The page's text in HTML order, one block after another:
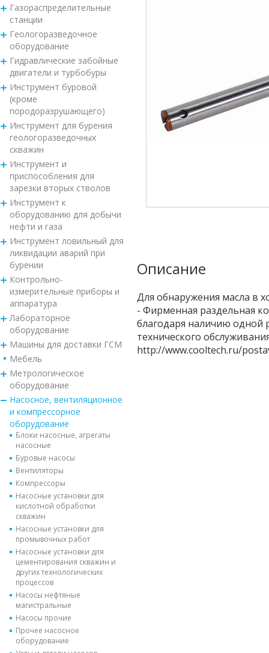
Газораспределительные
станции
Геологоразведочное
оборудование
Гидравлические забойные
двигатели и турбобуры
Инструмент буровой
(кроме
породоразрушающего)
Инструмент для бурения
геологоразведочных
скважин
Инструмент и
приспособления для
зарезки вторых стволов
Инструмент к
оборудованию для добычи
нефти и газа
Инструмент ловильный для
ликвидации аварий при
бурении
Контрольно-
измерительные приборы и
аппаратура
Лабораторное
оборудование
Машины для доставки ГСМ
Мебель
Метрологическое
оборудование
Насосное, вентиляционное
и компрессорное
оборудование
Блоки насосные, агрегаты
насосные
Буровые насосы
Вентиляторы
Компрессоры
Насосные установки для
кислотной обработки
скважин
Насосные установки для
промывочных работ
Насосные установки для
цементирования скважин и
других технологических
процессов
Насосы нефтяные
магистральные
Насосы прочие
Прочее насосное
оборудование
Описание
Для обнаружения масла в
- Фирменная раздельная
благодаря наличию
технического
http://www.cooltech.ru/